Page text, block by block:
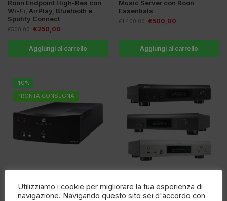
Roon Endpoint High-Res con
Wi-Fi, AirPlay, Bluetooth e
Spotify Connect
€500,00 €250,00
Aggiungi al carrello
Music Server con Roon
Essentials
€1.400,00 €500,00
Aggiungi al carrello
-10%
PRONTA CONSEGNA
MOON MiND 2 – network
player hi-fi streamer audio ad
Denon DNP-2000NE – Network
player Hi-Res con HEOS, USB-
Utilizziamo i cookie per migliorare la tua esperienza di
navigazione. Navigando questo sito sei d'accordo con